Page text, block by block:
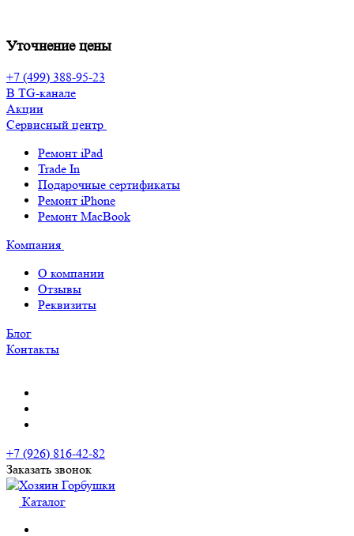
Уточнение цены
+7 (499) 388-95-23
В TG-канале
Акции
Сервисный центр
Ремонт iPad
Trade In
Подарочные сертификаты
Ремонт iPhone
Ремонт MacBook
Компания
О компании
Отзывы
Реквизиты
Блог
Контакты
+7 (926) 816-42-82
Заказать звонок
Каталог